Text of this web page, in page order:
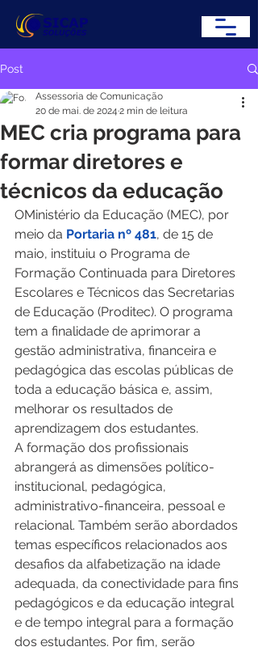
Post
MEC cria programa para
formar diretores e
técnicos da educação
Assessoria de Comunicação
20 de mai. de 2024 2 min de leitura
OMinistério da Educação (MEC), por
meio da Portaria nº 481, de 15 de
maio, instituiu o Programa de
Formação Continuada para Diretores
Escolares e Técnicos das Secretarias
de Educação (Proditec). O programa
tem a finalidade de aprimorar a
gestão administrativa, financeira e
pedagógica das escolas públicas de
toda a educação básica e, assim,
melhorar os resultados de
aprendizagem dos estudantes.
A formação dos profissionais
abrangerá as dimensões político-
institucional, pedagógica,
administrativo-financeira, pessoal e
relacional. Também serão abordados
temas específicos relacionados aos
desafios da alfabetização na idade
adequada, da conectividade para fins
pedagógicos e da educação integral
e de tempo integral para a formação
dos estudantes. Por fim, serão